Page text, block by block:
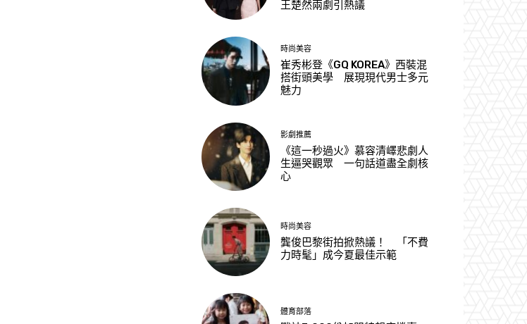
王楚然兩劇引熱議
時尚美容
崔秀彬登《GQ KOREA》西裝混
搭街頭美學 展現現代男士多元
魅力
影劇推薦
《這一秒過火》慕容清嶧悲劇人
生逼哭觀眾 一句話道盡全劇核
心
時尚美容
龔俊巴黎街拍掀熱議！ 「不費
力時髦」成今夏最佳示範
體育部落